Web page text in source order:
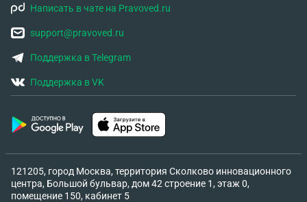
Написать в чате на Pravoved.ru
support@pravoved.ru
Поддержка в Telegram
Поддержка в VK
121205, город Москва, территория Сколково инновационного
центра, Большой бульвар, дом 42 строение 1, этаж 0,
помещение 150, кабинет 5